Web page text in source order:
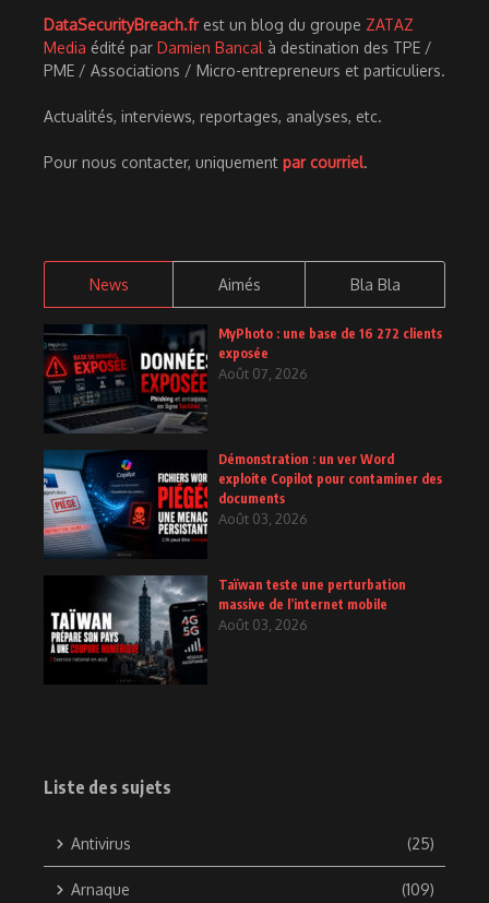
DataSecurityBreach.frest un blog du groupe ZATAZ
Media édité par Damien Bancal à destination des TPE /
PME / Associations / Micro-entrepreneurs et particuliers.
Actualités, interviews, reportages, analyses, etc.
Pour nous contacter, uniquement par courriel.
News Aimés Bla Bla
MyPhoto : une base de 16 272 clients
exposée
Août 07, 2026
Démonstration : un ver Word
exploite Copilot pour contaminer des
documents
Août 03, 2026
Taïwan teste une perturbation
massive de l’internet mobile
Août 03, 2026
Liste des sujets
Antivirus (25)
Arnaque (109)